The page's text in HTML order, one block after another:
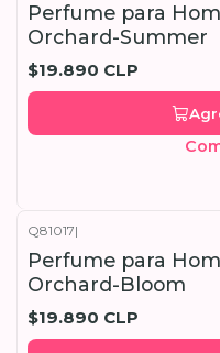
Perfume para
Orchard-Summer
$19.890 CLP
Q81017|
Perfume para
Orchard-Bloom
$19.890 CLP